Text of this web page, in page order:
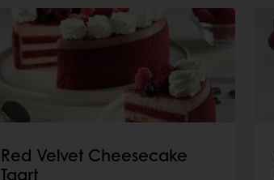
Red Velvet Cheesecake
Taart